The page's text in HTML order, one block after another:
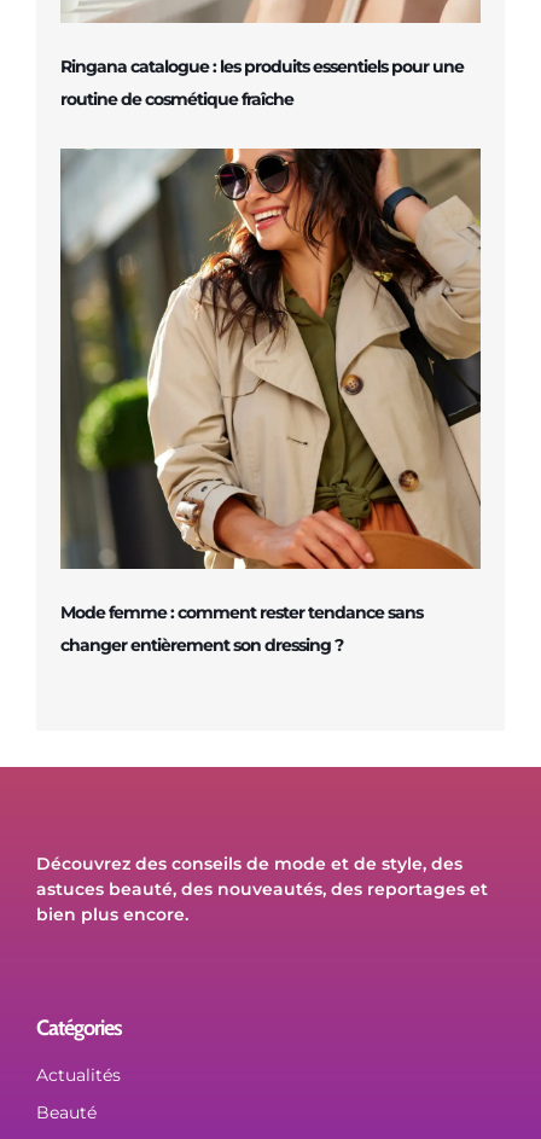
Ringana catalogue : les produits essentiels pour une
routine de cosmétique fraîche
Mode femme : comment rester tendance sans
changer entièrement son dressing ?
Découvrez des conseils de mode et de style, des
astuces beauté, des nouveautés, des reportages et
bien plus encore.
Catégories
Actualités
Beauté